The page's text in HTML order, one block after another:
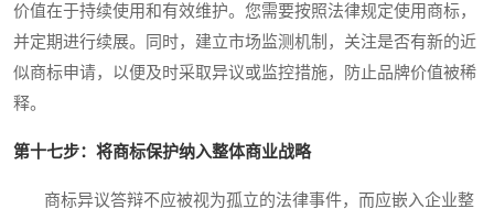
价值在于持续使用和有效维护。您需要按照法律规定使用商标，
并定期进行续展。同时，建立市场监测机制，关注是否有新的近
似商标申请，以便及时采取异议或监控措施，防止品牌价值被稀
释。
第十七步：将商标保护纳入整体商业战略
商标异议答辩不应被视为孤立的法律事件，而应嵌入企业整